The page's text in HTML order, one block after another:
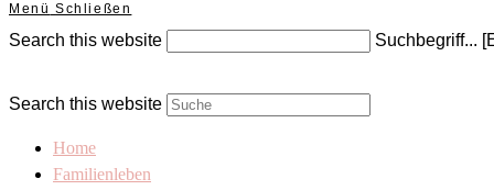
Menü Schließen
Search this website Suchbegriff...
Search this website
Home
Familienleben